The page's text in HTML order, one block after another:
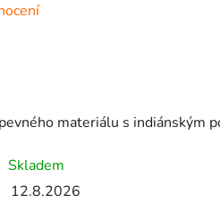
materiálu s indiánským
Skladem
12.8.2026